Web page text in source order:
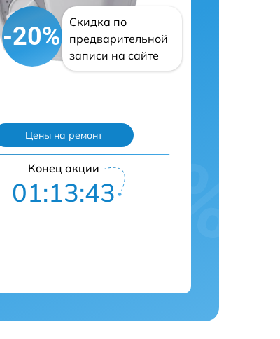
-20%
Скидка по
предварительной
записи на сайте
Цены на ремонт
Конец акции
01:13:42